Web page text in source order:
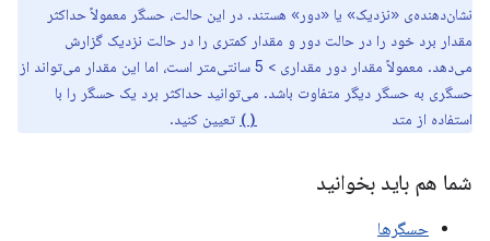
نشان‌دهنده‌ی «نزدیک» یا «دور» هستند. در این حالت، حسگر معمولاً حداکثر
مقدار برد خود را در حالت دور و مقدار کمتری را در حالت نزدیک گزارش
می‌دهد. معمولاً مقدار دور مقداری > 5 سانتی‌متر است، اما این مقدار می‌تواند از
حسگری به حسگر دیگر متفاوت باشد. می‌توانید حداکثر برد یک حسگر را با
استفاده از متد
تعیین کنید.
شما هم باید بخوانید
حسگرها